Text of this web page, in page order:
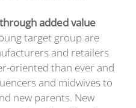
added value
target group are
and retailers
oriented than ever and
and midwives to
new parents. New